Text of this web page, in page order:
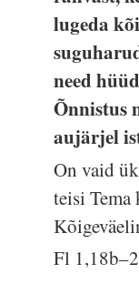
lugeda
need
Õnnistus
aujärjel
On vaid
teisi Tema
Fl